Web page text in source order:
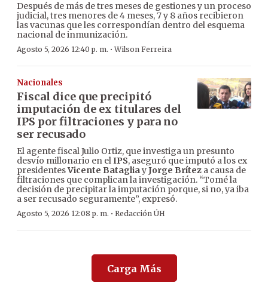
Después de más de tres meses de gestiones y un proceso
judicial, tres menores de 4 meses, 7 y 8 años recibieron
las vacunas que les correspondían dentro del esquema
nacional de inmunización.
Agosto 5, 2026 12:40 p. m. ·Wilson Ferreira
Nacionales
Fiscal dice que precipitó
imputación de ex titulares del
IPS por filtraciones y para no
ser recusado
El agente fiscal Julio Ortiz, que investiga un presunto
desvío millonario en elIPS, aseguró que imputó a los ex
presidentesVicente BatagliayJorge Brítez a causa de
filtraciones que complican la investigación. “Tomé la
decisión de precipitar la imputación porque, si no, ya iba
a ser recusado seguramente”, expresó.
Agosto 5, 2026 12:08 p. m. · Redacción ÚH
Carga Más